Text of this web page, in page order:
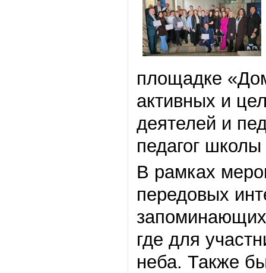
площадке
активных и
деятелей и
педагог
В рамках
передовых
где для
неба. Также